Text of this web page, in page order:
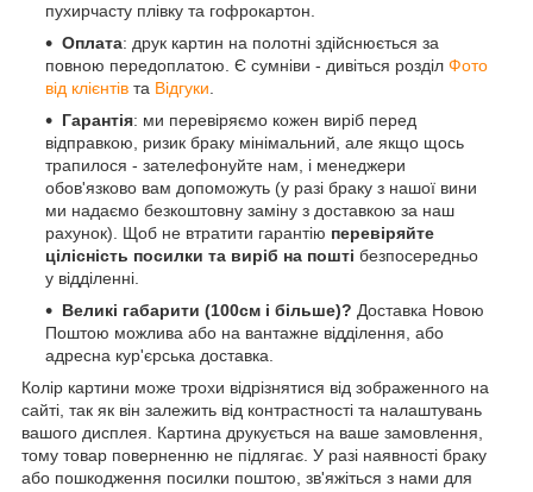
пухирчасту плівку та гофрокартон.
Оплата: друк картин на полотні здійснюється за
повною передоплатою. Є сумніви - дивіться розділ Фото
від клієнтів та Відгуки.
Гарантія: ми перевіряємо кожен виріб перед
відправкою, ризик браку мінімальний, але якщо щось
трапилося - зателефонуйте нам, і менеджери
обов'язково вам допоможуть (у разі браку з нашої вини
ми надаємо безкоштовну заміну з доставкою за наш
рахунок). Щоб не втратити гарантію перевіряйте
цілісність посилки та виріб на пошті безпосередньо
у відділенні.
Великі габарити (100см і більше)? Доставка Новою
Поштою можлива або на вантажне відділення, або
адресна кур'єрська доставка.
Колір картини може трохи відрізнятися від зображенного на
сайті, так як він залежить від контрастності та налаштувань
вашого дисплея. Картина друкується на ваше замовлення,
тому товар поверненню не підлягає. У разі наявності браку
або пошкодження посилки поштою, зв'яжіться з нами для